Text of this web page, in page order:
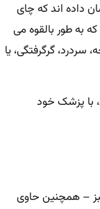
داده اند که چای
به طور بالقوه می
سردرد، گرگرفتگی، یا
با پزشک خود
– همچنین حاوی